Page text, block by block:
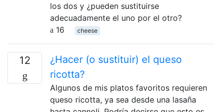
los dos y ¿pueden sustituirse
adecuadamente el uno por el otro?
16
cheese
12
¿Hacer (o sustituir) el queso
ricotta?
Algunos de mis platos favoritos requieren
queso ricotta, ya sea desde una lasaña